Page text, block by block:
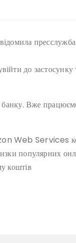
до застосунку
банку. Вже
Web Services
популярних
коштів